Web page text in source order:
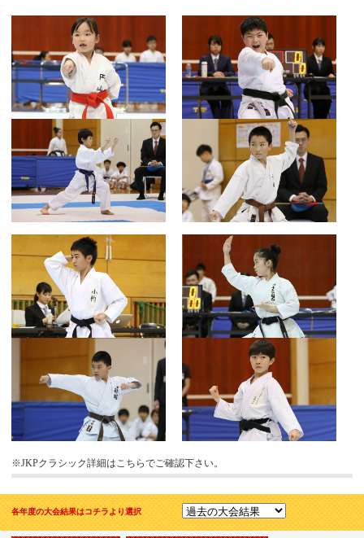
※JKPクラシック詳細はこちらでご確認下さい。
各年度の大会結果はコチラより選択